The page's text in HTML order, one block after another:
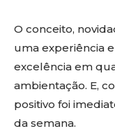
O conceito,
uma experiência
excelência em
ambientação. E,
positivo foi
da semana.